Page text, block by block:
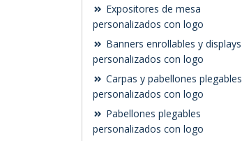
Expositores de mesa
personalizados con logo
Banners enrollables y displays
personalizados con logo
Carpas y pabellones plegables
personalizados con logo
Pabellones plegables
personalizados con logo